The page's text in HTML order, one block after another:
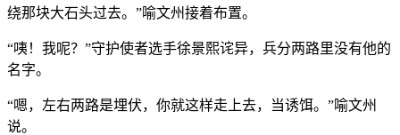
绕那块大石头过去。”喻文州接着布置。
“咦！我呢？”守护使者选手徐景熙诧异，兵分两路里没有他的
名字。
“嗯，左右两路是埋伏，你就这样走上去，当诱饵。”喻文州
说。